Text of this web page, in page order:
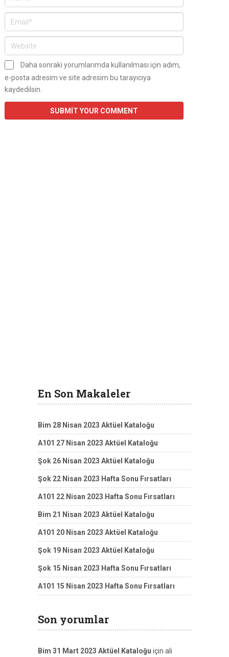
Daha sonraki yorumlarımda kullanılması için adım,
e-posta adresim ve site adresim bu tarayıcıya
kaydedilsin.
En Son Makaleler
Bim 28 Nisan 2023 Aktüel Kataloğu
A101 27 Nisan 2023 Aktüel Kataloğu
Şok 26 Nisan 2023 Aktüel Kataloğu
Şok 22 Nisan 2023 Hafta Sonu Fırsatları
A101 22 Nisan 2023 Hafta Sonu Fırsatları
Bim 21 Nisan 2023 Aktüel Kataloğu
A101 20 Nisan 2023 Aktüel Kataloğu
Şok 19 Nisan 2023 Aktüel Kataloğu
Şok 15 Nisan 2023 Hafta Sonu Fırsatları
A101 15 Nisan 2023 Hafta Sonu Fırsatları
Son yorumlar
Bim 31 Mart 2023 Aktüel Kataloğu için ali